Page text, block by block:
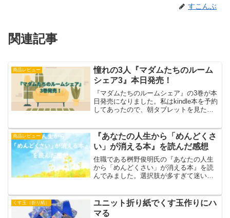
すこんぶ
関連記事
商品レビュー
憧れの3人『マダムたちのルーム
シェア3』本日発売！
『マダムたちのルームシェア』の3巻が本
日発売になりました。私はkindle本を予約
してあったので、朝タブレットを見たら
にたくさん元気をもらいました。
商品レビュー
『あなたの人生から「めんどくさ
い」が消える本』を読んだ感想
住職である桝野俊明氏の『あなたの人生
から「めんどくさい」が消える本』を読
んでみました。選択肢が多すぎて迷い選
シンプルな生活にすることで「めんどく
さい」も無くせるような気がします。
くす玉（折り紙）
ユニット折り紙でくす玉作りにハ
マる